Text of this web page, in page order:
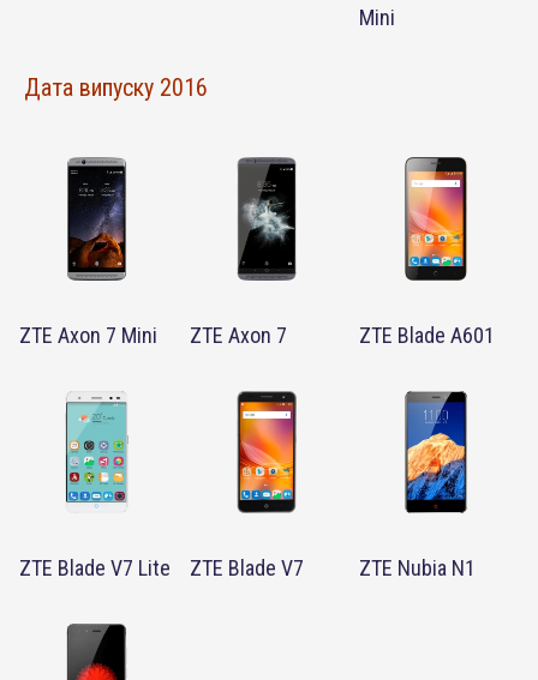
Mini
Дата випуску 2016
ZTE Axon 7 Mini ZTE Axon 7 ZTE Blade A601
ZTE Blade V7 Lite ZTE Blade V7 ZTE Nubia N1